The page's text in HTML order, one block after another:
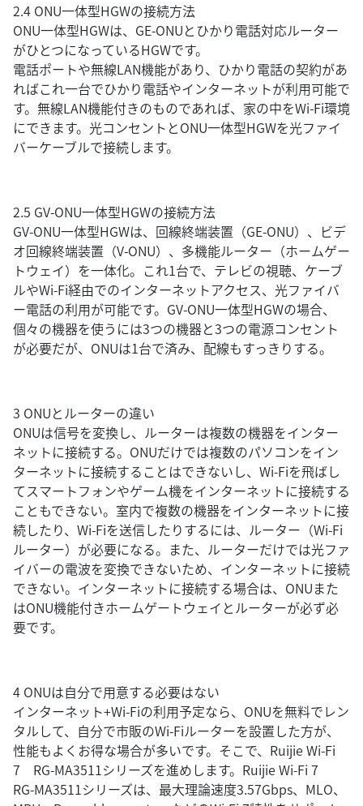
2.4 ONU一体型HGWの接続方法
ONU一体型HGWは、GE-ONUとひかり電話対応ルーター
がひとつになっているHGWです。
電話ポートや無線LAN機能があり、ひかり電話の契約があ
ればこれ一台でひかり電話やインターネットが利用可能で
す。無線LAN機能付きのものであれば、家の中をWi-Fi環境
にできます。光コンセントとONU一体型HGWを光ファイ
バーケーブルで接続します。
2.5 GV-ONU一体型HGWの接続方法
GV-ONU一体型HGWは、回線終端装置（GE-ONU）、ビデ
オ回線終端装置（V-ONU）、多機能ルーター（ホームゲー
トウェイ）を一体化。これ1台で、テレビの視聴、ケーブ
ルやWi-Fi経由でのインターネットアクセス、光ファイバ
ー電話の利用が可能です。GV-ONU一体型HGWの場合、
個々の機器を使うには3つの機器と3つの電源コンセント
が必要だが、ONUは1台で済み、配線もすっきりする。
3 ONUとルーターの違い
ONUは信号を変換し、ルーターは複数の機器をインター
ネットに接続する。ONUだけでは複数のパソコンをイン
ターネットに接続することはできないし、Wi-Fiを飛ばし
てスマートフォンやゲーム機をインターネットに接続する
こともできない。室内で複数の機器をインターネットに接
続したり、Wi-Fiを送信したりするには、ルーター（Wi-Fi
ルーター）が必要になる。また、ルーターだけでは光ファ
イバーの電波を変換できないため、インターネットに接続
できない。インターネットに接続する場合は、ONUまた
はONU機能付きホームゲートウェイとルーターが必ず必
要です。
4 ONUは自分で用意する必要はない
インターネット+Wi-Fiの利用予定なら、ONUを無料でレン
タルして、自分で市販のWi-Fiルーターを設置した方が、
性能もよくお得な場合が多いです。そこで、Ruijie Wi-Fi
7 RG-MA3511シリーズを進めします。Ruijie Wi-Fi 7
RG-MA3511シリーズは、最大理論速度3.57Gbps、MLO、